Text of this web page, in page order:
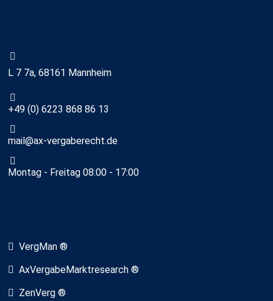
L 7 7a, 68161 Mannheim
+49 (0) 6223 868 86 13
mail@ax-vergaberecht.de
Montag - Freitag 08:00 - 17:00
VergMan ®
AxVergabeMarktresearch ®
ZenVerg ®